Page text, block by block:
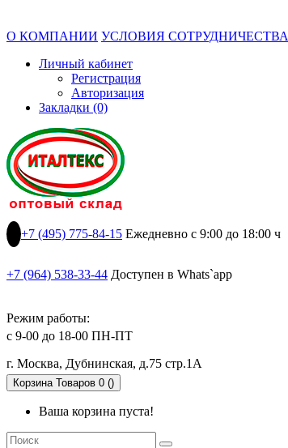
О КОМПАНИИ УСЛОВИЯ СОТРУДНИЧЕСТВА
Личный кабинет
Регистрация
Авторизация
Закладки (0)
+7 (495) 775-84-15 Ежедневно с 9:00 до 18:00 ч
+7 (964) 538-33-44 Доступен в Whats`app
Режим работы:
с 9-00 до 18-00 ПН-ПТ
г. Москва, Дубнинская, д.75 стр.1А
Корзина Товаров 0 ()
Ваша корзина пуста!